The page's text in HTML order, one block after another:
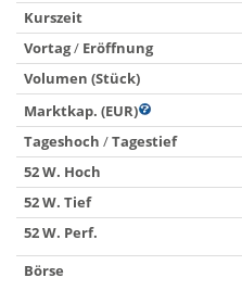
Kurszeit
Vortag/ Eröffnung
Volumen (Stück)
Marktkap. (EUR)
Tageshoch /Tagestief
52 W. Hoch
52 W. Tief
52 W. Perf.
Börse